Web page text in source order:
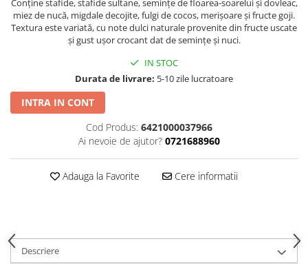
miez de nucă, migdale decojite, fulgi de cocos, merișoare și fructe goji.
Textura este variată, cu note dulci naturale provenite din fructe uscate
și gust ușor crocant dat de semințe și nuci.
IN STOC
Durata de livrare: 5-10 zile lucratoare
INTRA IN CONT
Cod Produs: 6421000037966
Ai nevoie de ajutor? 0721688960
Adauga la Favorite Cere informatii
Descriere